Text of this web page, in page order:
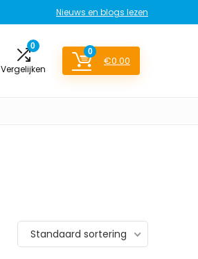
Nieuws en blogs lezen
0
Vergelijken
0
€0.00
Standaard sortering